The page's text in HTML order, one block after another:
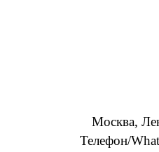
Москва,
Телефон/